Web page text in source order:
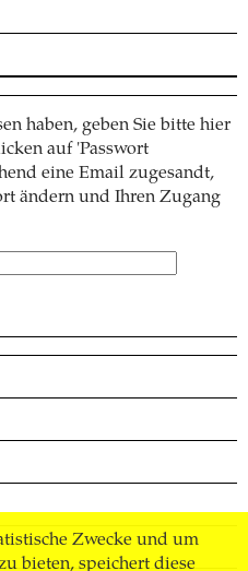
Zwecke und um
bieten, speichert diese
haben, geben Sie bitte hier
auf 'Passwort
eine Email zugesandt,
ändern und Ihren Zugang